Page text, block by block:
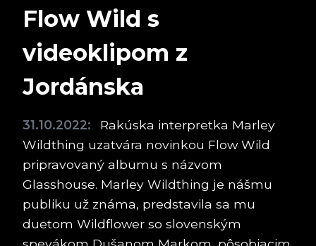
Flow Wild s
videoklipom z
Jordánska
31.10.2022:
Rakúska interpretka Marley
Wildthing uzatvára novinkou Flow Wild
pripravovaný albumu s názvom
Glasshouse. Marley Wildthing je nášmu
publiku už známa, predstavila sa mu
duetom Wildflower so slovenským